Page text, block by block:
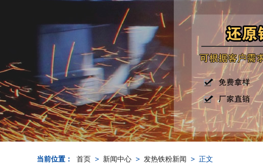
当前位置： 首页 > 新闻中心 > 发热铁粉新闻 > 正文